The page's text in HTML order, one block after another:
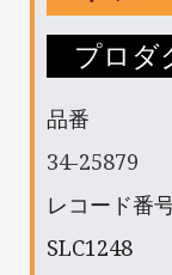
プロダ
品番
34-25879
レコード番
SLC1248